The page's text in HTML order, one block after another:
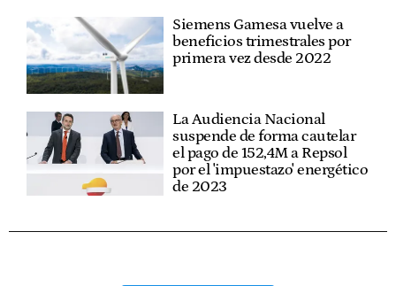
Siemens Gamesa vuelve a
beneficios trimestrales por
primera vez desde 2022
La Audiencia Nacional
suspende de forma cautelar
el pago de 152,4M a Repsol
por el 'impuestazo' energético
de 2023